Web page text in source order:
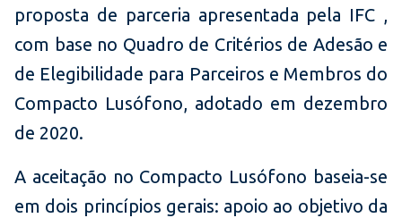
proposta de parceria apresentada pela IFC ,
com base no Quadro de Critérios de Adesão e
de Elegibilidade para Parceiros e Membros do
Compacto Lusófono, adotado em dezembro
de 2020.
A aceitação no Compacto Lusófono baseia-se
em dois princípios gerais: apoio ao objetivo da